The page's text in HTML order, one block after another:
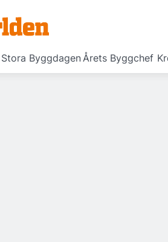
Stora ByggdagenÅrets Byggchef